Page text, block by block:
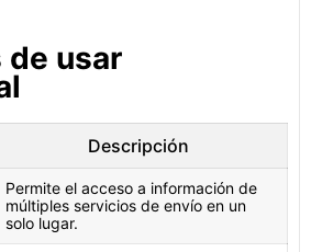
usar
Descripción
Permite el acceso a información de
múltiples servicios de envío en un
solo lugar.